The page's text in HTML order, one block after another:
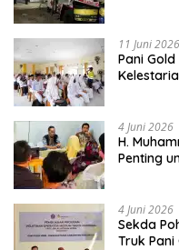
11 Juni 2026
Pani
4 Juni 2026
H.
Penting
4 Juni 2026
Sekda
Truk Pani